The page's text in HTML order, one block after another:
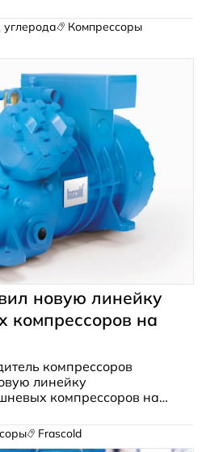
и
Компрессоры
новую линейку
компрессоров на
компрессоров
линейку
компрессоров на
с
от 3,7 до 72 кВт.
Frascold